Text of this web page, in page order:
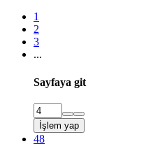
1
2
3
...
Sayfaya git
İşlem yap
48